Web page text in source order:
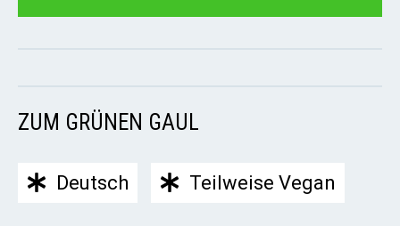
ZUM GRÜNEN GAUL
Deutsch Teilweise Vegan